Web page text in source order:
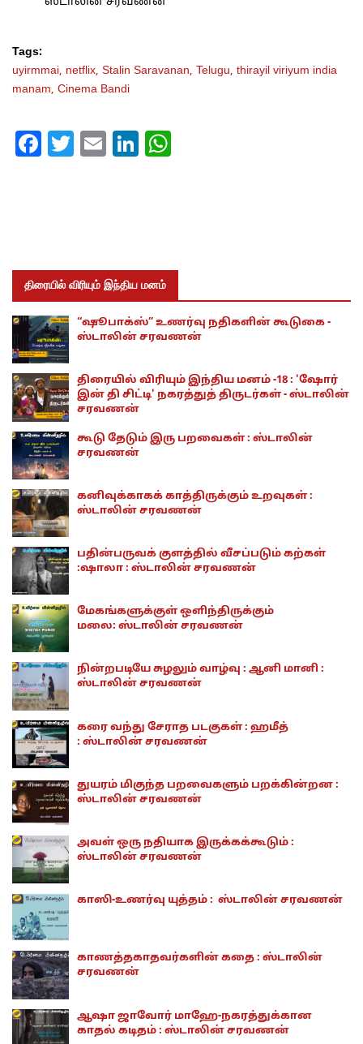
Tags:
uyirmmai, netflix, Stalin Saravanan, Telugu, thirayil viriyum india
manam, Cinema Bandi
Facebook
Twitter
EmailLinkedIn
திரையில் விரியும் இந்திய மனம்
“ஷூபாக்ஸ்” உணர்வு நதிகளின் கூடுகை -
ஸ்டாலின் சரவணன்
திரையில் விரியும் இந்திய மனம் -18 : 'ஷோர்
இன் தி சிட்டி' நகரத்துத் திருடர்கள் - ஸ்டாலின்
சரவணன்
கூடு தேடும் இரு பறவைகள் : ஸ்டாலின்
சரவணன்
கனிவுக்காகக் காத்திருக்கும் உறவுகள் :
ஸ்டாலின் சரவணன்
பதின்பருவக் குளத்தில் வீசப்படும் கற்கள்
:ஷாலா : ஸ்டாலின் சரவணன்
மேகங்களுக்குள் ஒளிந்திருக்கும்
மலை: ஸ்டாலின் சரவணன்
நின்றபடியே சுழலும் வாழ்வு : ஆனி மானி :
ஸ்டாலின் சரவணன்
கரை வந்து சேராத படகுகள் : ஹமீத்
: ஸ்டாலின் சரவணன்
துயரம் மிகுந்த பறவைகளும் பறக்கின்றன :
ஸ்டாலின் சரவணன்
அவள் ஒரு நதியாக இருக்கக்கூடும் :
ஸ்டாலின் சரவணன்
காஸி-உணர்வு யுத்தம் : ஸ்டாலின் சரவணன்
காணத்தகாதவர்களின் கதை : ஸ்டாலின்
சரவணன்
ஆஷா ஜாவோர் மாஹே-நகரத்துக்கான
காதல் கடிதம் : ஸ்டாலின் சரவணன்